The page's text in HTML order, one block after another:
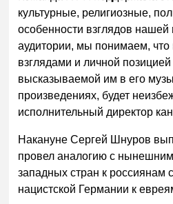
культурные, религиозные,
особенности взглядов
аудитории, мы понимаем,
взглядами и личной
высказываемой им в его
произведениях, будет
исполнительный директор
Накануне Сергей Шнуров
провел аналогию с
западных стран к россиянам
нацистской Германии к